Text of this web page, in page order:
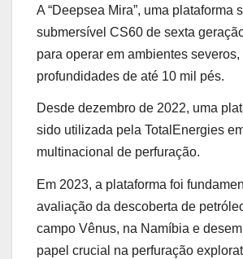
A “Deepsea Mira”, uma plataforma
submersível CS60 de sexta
para operar em ambientes
profundidades de até 10 mil pés.
Desde dezembro de 2022, uma
sido utilizada pela TotalEnergies
multinacional de perfuração.
Em 2023, a plataforma foi
avaliação da descoberta de
campo Vênus, na Namíbia e
papel crucial na perfuração